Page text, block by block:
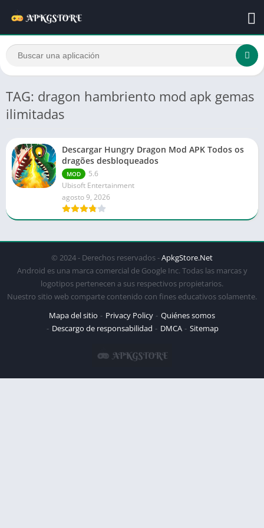
TAG: dragon hambriento mod apk gemas
ilimitadas
Descargar Hungry Dragon Mod APK Todos os
dragões desbloqueados
MOD
5.6
Ubisoft Entertainment
agosto 9, 2026
© 2024 - Derechos reservados -ApkgStore.Net
Android es una marca comercial de Google Inc. Todas las marcas y
logotipos pertenecen a sus respectivos propietarios.
Nuestro sitio web comparte contenido con fines educativos solamente.
Mapa del sitio
Privacy Policy
Quiénes somos
Descargo de responsabilidad
DMCA Sitemap